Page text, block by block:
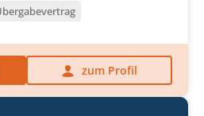
zum Profil